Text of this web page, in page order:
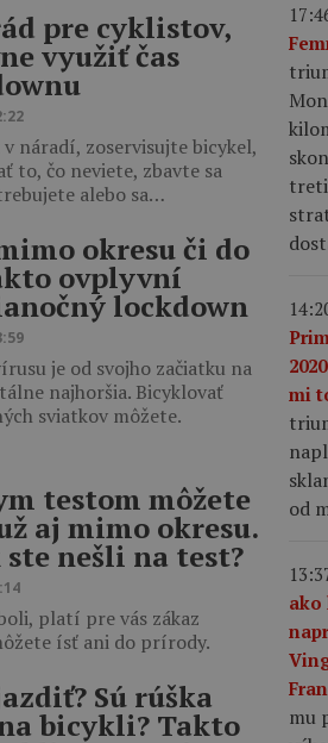
pre cyklistov,
využiť čas
náradí, zoservisujte bicykel,
to, čo neviete, zbavte sa
alebo sa…
okresu či do
ovplyvní
lockdown
je od svojho začiatku na
najhoršia. Bicyklovať
sviatkov môžete.
testom môžete
aj mimo okresu.
nešli na test?
platí pre vás zákaz
ísť ani do prírody.
Sú rúška
bicykli? Takto
mi
od
ako
mu